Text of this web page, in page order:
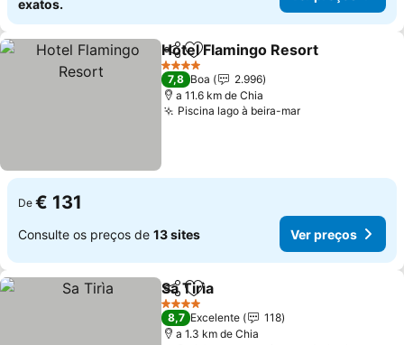
exatos.
PartilharAdicionar aos favoritos
Hotel Flamingo Resort
4 Estrelas
7,8 Boa
2.996
a 11.6 km de Chia
Piscina lago à beira-mar
De € 131
Consulte os preços de 13 sites Ver preços
PartilharAdicionar aos favoritos
Sa Tirìa
4 Estrelas
8,7 Excelente
118
a 1.3 km de Chia